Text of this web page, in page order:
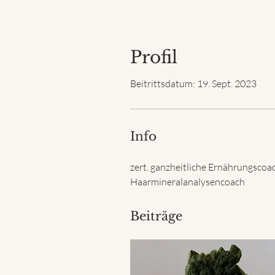
Profil
Beitrittsdatum: 19. Sept. 2023
Info
zert. ganzheitliche
Haarmineralanalysencoach
Beiträge